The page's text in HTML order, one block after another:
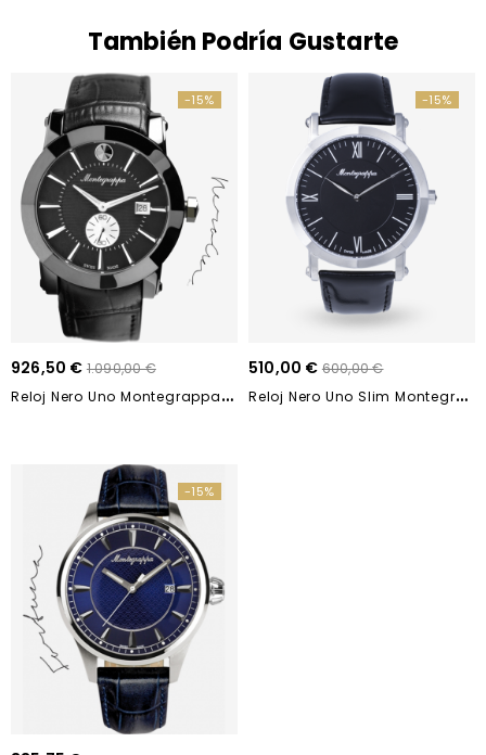
También Podría Gustarte
-15%
926,50 € 1.090,00 €
R
Eloj Nero Uno Montegrappa IDNLWAIB
-15%
510,00 € 600,00 €
R
Eloj Nero Uno Slim Montegrappa IDNMWAIC
-15%